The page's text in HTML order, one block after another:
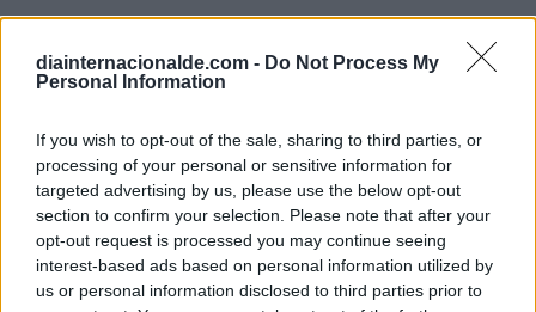
diainternacionalde.com - Do Not Process My
Personal Information
If you wish to opt-out of the sale, sharing to third parties, or
processing of your personal or sensitive information for
targeted advertising by us, please use the below opt-out
section to confirm your selection. Please note that after your
opt-out request is processed you may continue seeing
interest-based ads based on personal information utilized by
us or personal information disclosed to third parties prior to
Noticias y actualidad sobre Días
Internacionales
Onomástica. Todos los santos
Semanas Internacionales
Años Internacionales
Qué se celebra el día de mi cumpleaños